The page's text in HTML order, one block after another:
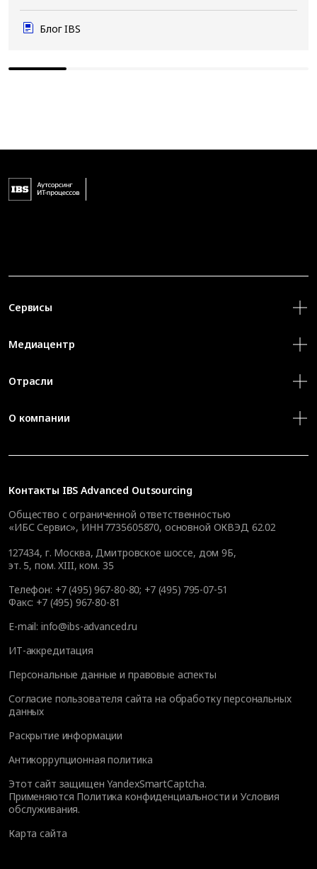
Блог IBS
Контакты IBS Advanced Outsourcing
Общество с ограниченной ответственностью
«ИБС Сервис», ИНН 7735605870, основной ОКВЭД 62.02
127434, г. Москва, Дмитровское шоссе, дом 9Б,
эт. 5, пом. XIII, ком. 35
Телефон: +7 (495) 967-80-80; +7 (495) 795-07-51
Факс: +7 (495) 967-80-81
E-mail: info@ibs-advanced.ru
ИТ-аккредитация
Персональные данные и правовые аспекты
Согласие пользователя сайта на обработку персональных
данных
Раскрытие информации
Антикоррупционная политика
Этот сайт защищен YandexSmartCaptcha.
Применяются Политика конфиденциальности иУсловия
обслуживания.
Карта сайта
Сервисы
Медиацентр
Отрасли
О компании